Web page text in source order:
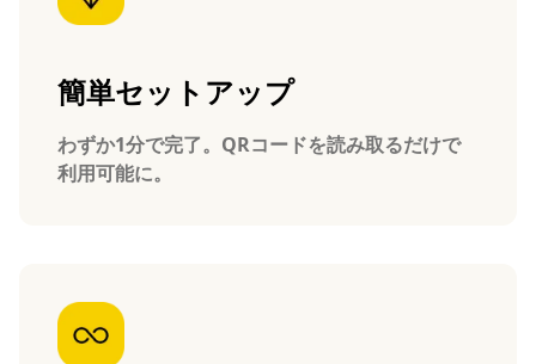
簡単セットアップ
わずか1分で完了。QRコードを読み取るだけで
利用可能に。